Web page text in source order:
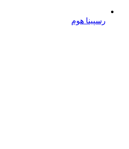
رسپینا هوم